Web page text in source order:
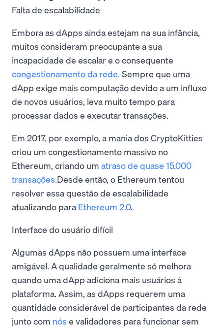
Falta de escalabilidade
Embora as dApps ainda estejam na sua infância,
muitos consideram preocupante a sua
incapacidade de escalar e o consequente
congestionamento da rede. Sempre que uma
dApp exige mais computação devido a um influxo
de novos usuários, leva muito tempo para
processar dados e executar transações.
Em 2017, por exemplo, a mania dos CryptoKitties
criou um congestionamento massivo no
Ethereum, criando um atraso de quase 15.000
transações.Desde então, o Ethereum tentou
resolver essa questão de escalabilidade
atualizando para Ethereum 2.0.
Interface do usuário difícil
Algumas dApps não possuem uma interface
amigável. A qualidade geralmente só melhora
quando uma dApp adiciona mais usuários à
plataforma. Assim, as dApps requerem uma
quantidade considerável de participantes da rede
junto com nós e validadores para funcionar sem